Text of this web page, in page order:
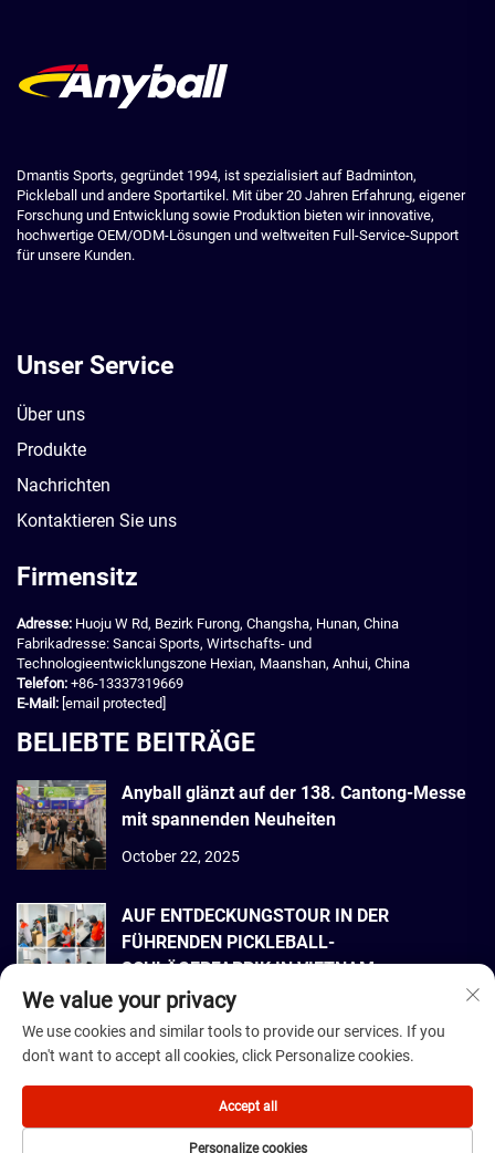
Dmantis Sports, gegründet 1994, ist spezialisiert auf Badminton,
Pickleball und andere Sportartikel. Mit über 20 Jahren Erfahrung, eigener
Forschung und Entwicklung sowie Produktion bieten wir innovative,
hochwertige OEM/ODM-Lösungen und weltweiten Full-Service-Support
für unsere Kunden.
Unser Service
Über uns
Produkte
Nachrichten
Kontaktieren Sie uns
Firmensitz
Adresse: Huoju W Rd, Bezirk Furong, Changsha, Hunan, China
Fabrikadresse: Sancai Sports, Wirtschafts- und
Technologieentwicklungszone Hexian, Maanshan, Anhui, China
Telefon: +86-13337319669
E-Mail: [email protected]
BELIEBTE BEITRÄGE
Anyball glänzt auf der 138. Cantong-Messe
mit spannenden Neuheiten
October 22, 2025
AUF ENTDECKUNGSTOUR IN DER
FÜHRENDEN PICKLEBALL-
SCHLÄGERFABRIK IN VIETNAM
September 22, 2025
Urheberrecht © 2026 Dmantis Sports Goods Co., Ltd. Beijing Alle Rechte
vorbehalten. - Datenschutzrichtlinie
We value your privacy
We use cookies and similar tools to provide our services. If you
don't want to accept all cookies, click Personalize cookies.
Personalize cookies
Accept all